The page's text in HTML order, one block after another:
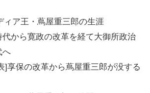
ア王・蔦屋重三郎の生涯
代から寛政の改革を経て大御所政治
へ
]享保の改革から蔦屋重三郎が没する